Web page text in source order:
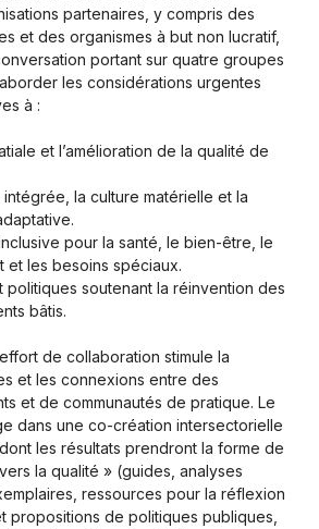
partenaires, y compris des
et des organismes à but non lucratif,
portant sur quatre groupes
les considérations urgentes
à :
et l’amélioration de la qualité de
la culture matérielle et la
pour la santé, le bien-être, le
et les besoins spéciaux.
politiques soutenant la réinvention des
bâtis.
de collaboration stimule la
et les connexions entre des
et de communautés de pratique. Le
dans une co-création intersectorielle
les résultats prendront la forme de
la qualité » (guides, analyses
ressources pour la réflexion
propositions de politiques publiques,